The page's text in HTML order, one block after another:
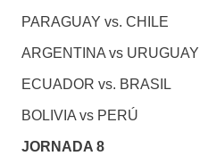
PARAGUAY vs. CHILE
ARGENTINA vs URUGUAY
ECUADOR vs. BRASIL
BOLIVIA vs PERÚ
JORNADA 8